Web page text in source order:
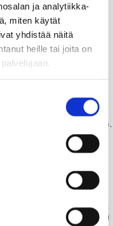
ja analytiikka-
miten käytät
yhdistää näitä
heille tai joita on
Tilaisuus on
9, 10600 Tammisaari).
vesien- ja ilmansuojeluyhdistys
(VHVSY) sekä Länsi-Uudenmaan vesi